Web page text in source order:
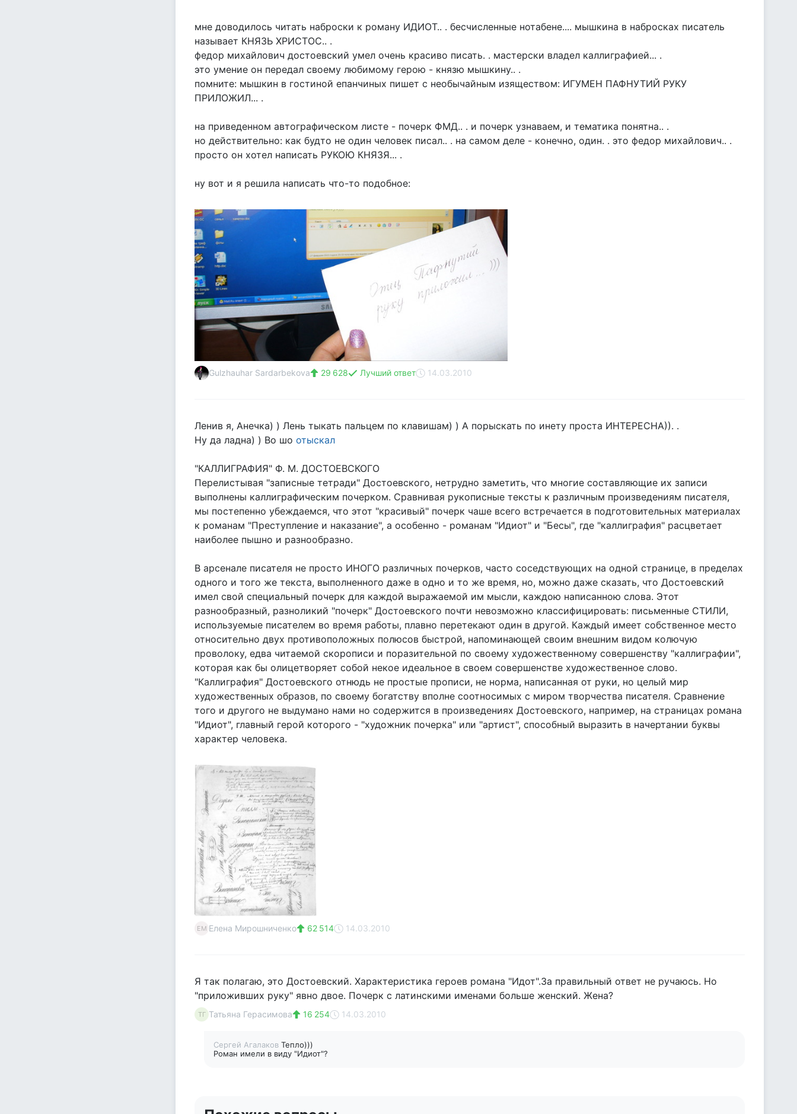
мне доводилось читать наброски к роману ИДИОТ.. . бесчисленные нотабене.... мышкина в набросках писатель
называет КНЯЗЬ ХРИСТОС.. .
федор михайлович достоевский умел очень красиво писать. . мастерски владел каллиграфией... .
это умение он передал своему любимому герою - князю мышкину.. .
помните: мышкин в гостиной епанчиных пишет с необычайным изяществом: ИГУМЕН ПАФНУТИЙ РУКУ
ПРИЛОЖИЛ... .
на приведенном автографическом листе - почерк ФМД.. . и почерк узнаваем, и тематика понятна.. .
но действительно: как будто не один человек писал.. . на самом деле - конечно, один. . это федор михайлович.. .
просто он хотел написать РУКОЮ КНЯЗЯ... .
ну вот и я решила написать что-то подобное:
Gulzhauhar Sardarbekova 29 628 Лучший ответ 14.03.2010
Ленив я, Анечка) ) Лень тыкать пальцем по клавишам) ) А порыскать по инету проста ИНТЕРЕСНА)). .
Ну да ладна) ) Во шо отыскал
"КАЛЛИГРАФИЯ" Ф. М. ДОСТОЕВСКОГО
Перелистывая "записные тетради" Достоевского, нетрудно заметить, что многие составляющие их записи
выполнены каллиграфическим почерком. Сравнивая рукописные тексты к различным произведениям писателя,
мы постепенно убеждаемся, что этот "красивый" почерк чаше всего встречается в подготовительных материалах
к романам "Преступление и наказание", а особенно - романам "Идиот" и "Бесы", где "каллиграфия" расцветает
наиболее пышно и разнообразно.
В арсенале писателя не просто ИНОГО различных почерков, часто соседствующих на одной странице, в пределах
одного и того же текста, выполненного даже в одно и то же время, но, можно даже сказать, что Достоевский
имел свой специальный почерк для каждой выражаемой им мысли, каждою написанною слова. Этот
разнообразный, разноликий "почерк" Достоевского почти невозможно классифицировать: письменные СТИЛИ,
используемые писателем во время работы, плавно перетекают один в другой. Каждый имеет собственное место
относительно двух противоположных полюсов быстрой, напоминающей своим внешним видом колючую
проволоку, едва читаемой скорописи и поразительной по своему художественному совершенству "каллиграфии",
которая как бы олицетворяет собой некое идеальное в своем совершенстве художественное слово.
"Каллиграфия" Достоевского отнюдь не простые прописи, не норма, написанная от руки, но целый мир
художественных образов, по своему богатству вполне соотносимых с миром творчества писателя. Сравнение
того и другого не выдумано нами но содержится в произведениях Достоевского, например, на страницах романа
"Идиот", главный герой которого - "художник почерка" или "артист", способный выразить в начертании буквы
характер человека.
ЕМ Елена Мирошниченко 62 514 14.03.2010
Я так полагаю, это Достоевский. Характеристика героев романа "Идот".За правильный ответ не ручаюсь. Но
"приложивших руку" явно двое. Почерк с латинскими именами больше женский. Жена?
ТГ Татьяна Герасимова 16 254 14.03.2010
Сергей Агалаков Тепло)))
Роман имели в виду "Идиот"?